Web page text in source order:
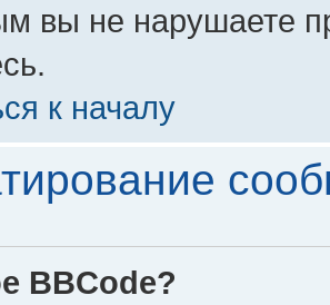
вы не нарушаете
к началу
BBCode?